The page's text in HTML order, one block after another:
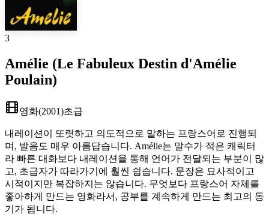
3
Amélie (Le Fabuleux Destin d'Amélie
Poulain)
영화(2001)초급
내레이션이 또렷하고 의도적으로 말하는 프랑스어로 진행되
며, 발음도 매우 아름답습니다. Amélie는 말수가 적은 캐릭터
라 빠른 대화보다 내레이션을 통해 언어가 전달되는 부분이 많
고, 초급자가 따라가기에 훨씬 쉽습니다. 문장은 묘사적이고
시적이지만 복잡하지는 않습니다. 무엇보다 프랑스어 자체를
좋아하게 만드는 영화라서, 공부를 계속하게 만드는 최고의 동
기가 됩니다.